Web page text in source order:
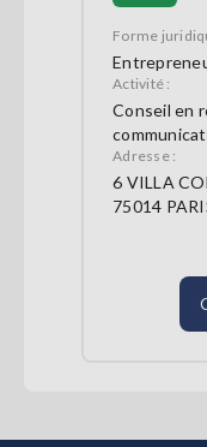
Forme
Activité :
Conseil en
Adresse :
6 VILLA
75014